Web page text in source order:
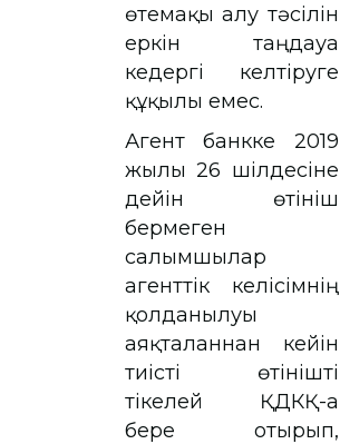
өтемақы алу тәсілін
еркін таңдауға
кедергі келтіруге
құқылы емес.
Агент банкке 2019
жылғы 26 шілдесіне
дейін өтініш
бермеген
салымшылар
агенттік келісімнің
қолданылуы
аяқталғаннан кейін
тиісті өтінішті
тікелей ҚДКҚ-ға
бере отырып,